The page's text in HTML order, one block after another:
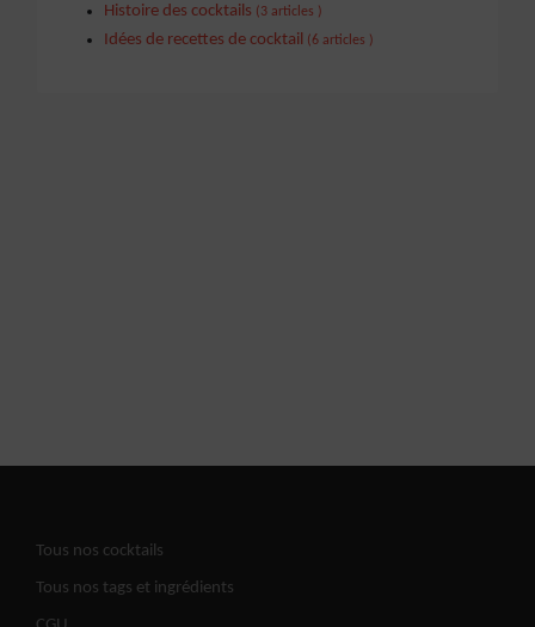
Histoire des cocktails (3 articles )
Idées de recettes de cocktail (6 articles )
Tous nos cocktails
Tous nos tags et ingrédients